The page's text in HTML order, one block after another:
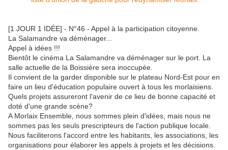
[1 JOUR 1 IDÉE] - N°46 - Appel à la participation citoyenne.
La Salamandre va déménager...
Appel à idées !!!
Bientôt le cinéma La Salamandre va déménager sur le port. La
salle actuelle de la Boissière sera inoccupée.
Il convient de la garder disponible sur le plateau Nord-Est pour en
faire un lieu d'éducation populaire ouvert à tous les morlaisiens.
Quels projets assureront l'avenir de ce lieu de bonne capacité et
doté d'une grande scène?
A Morlaix Ensemble, nous sommes plein d'idées, mais nous ne
sommes pas les seuls prescripteurs de l'action publique locale.
Nous faciliterons l'accord entre les habitants, les associations, les
organisations pour élaborer les appels à projets et les décisions.